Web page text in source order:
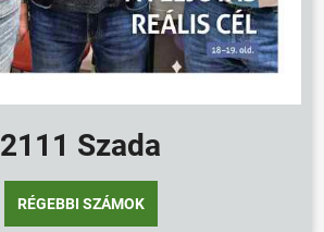
2111 Szada
RÉGEBBI SZÁMOK